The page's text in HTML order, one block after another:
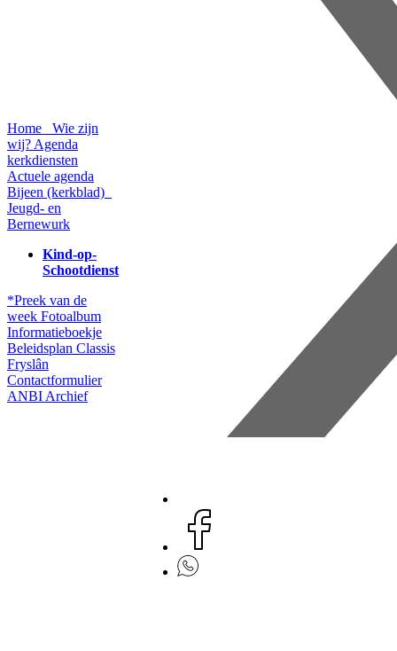
Home
Wie zijn
wij? Agenda
kerkdiensten
Actuele agenda
Bijeen (kerkblad)
Jeugd- en
Bernewurk
Kind-op-
Schootdienst
*Preek van de
week Fotoalbum
Informatieboekje
Beleidsplan Classis
Fryslân
Contactformulier
ANBI Archief